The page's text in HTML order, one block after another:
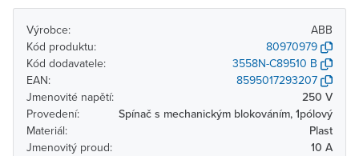
Výrobce:
ABB
Kód produktu:
80970979
Kód dodavatele:
3558N-C89510 B
EAN:
8595017293207
Jmenovité napětí:
250 V
Provedení:
Spínač s mechanickým blokováním, 1pólový
Materiál:
Plast
Jmenovitý proud:
10 A